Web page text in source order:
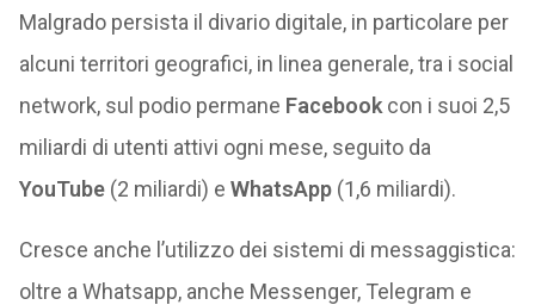
Malgrado persista il divario digitale, in particolare per
alcuni territori geografici, in linea generale, tra i social
network, sul podio permane Facebookcon i suoi 2,5
miliardi di utenti attivi ogni mese, seguito da
YouTube(2 miliardi) e WhatsApp(1,6 miliardi).
Cresce anche l’utilizzo dei sistemi di messaggistica:
oltre a Whatsapp, anche Messenger, Telegram e